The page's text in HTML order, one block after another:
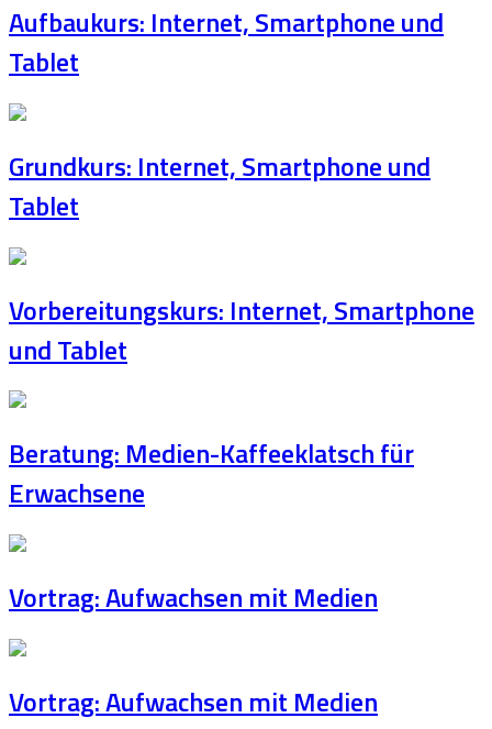
Aufbaukurs: Internet, Smartphone und
Tablet
Grundkurs: Internet, Smartphone und
Tablet
Vorbereitungskurs: Internet, Smartphone
und Tablet
Beratung: Medien-Kaffeeklatsch für
Erwachsene
Vortrag: Aufwachsen mit Medien
Vortrag: Aufwachsen mit Medien